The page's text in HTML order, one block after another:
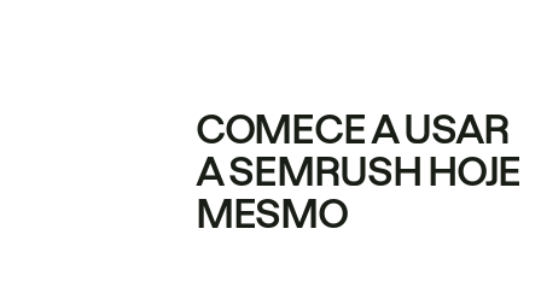
COMECE A USAR
A SEMRUSH HOJE
MESMO